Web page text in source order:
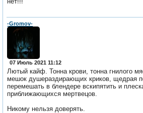
-Gromov-
07 Июль 2021 11:12
Лютый кайф. Тонна крови, тонна гнилого
мешок душераздирающих криков, щедрая
перемешать в блендере вскипятить и
приближающихся мертвецов.
Никому нельзя доверять.